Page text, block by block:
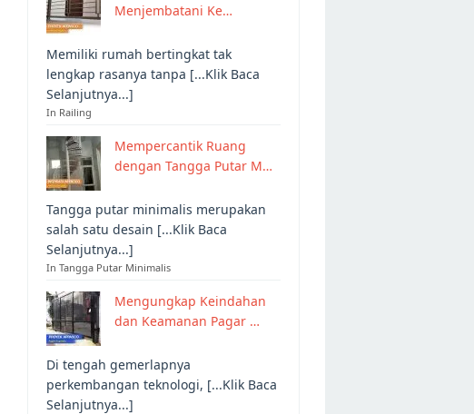
Menjembatani Ke…
Memiliki rumah bertingkat tak
lengkap rasanya tanpa [...Klik Baca
Selanjutnya...]
In Railing
Mempercantik Ruang
dengan Tangga Putar M…
Tangga putar minimalis merupakan
salah satu desain [...Klik Baca
Selanjutnya...]
In Tangga Putar Minimalis
Mengungkap Keindahan
dan Keamanan Pagar …
Di tengah gemerlapnya
perkembangan teknologi, [...Klik Baca
Selanjutnya...]